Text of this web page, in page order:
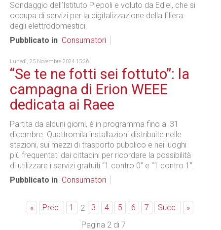
Sondaggio dell’Istituto Piepoli e voluto da Ediel, che si
occupa di servizi per la digitalizzazione della filiera
degli elettrodomestici.
Pubblicato in Consumatori
Lunedì, 25 Novembre 2024 15:26
“Se te ne fotti sei fottuto”: la
campagna di Erion WEEE
dedicata ai Raee
Partita da alcuni giorni, è in programma fino al 31
dicembre. Quattromila installazioni distribuite nelle
stazioni, sui mezzi di trasporto pubblico e nei luoghi
più frequentati dai cittadini per ricordare la possibilità
di utilizzare i servizi gratuiti “1 contro 0” e “1 contro 1”.
Pubblicato in Consumatori
« Prec. 1 2 3 4 5 6 7 Succ.
»
Pagina 2 di 7